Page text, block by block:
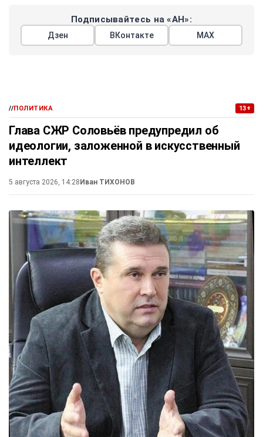
Подписывайтесь на «АН»:
Дзен ВКонтакте МАХ
//ПОЛИТИКА 13+
Глава СЖР Соловьёв предупредил об
идеологии, заложенной в искусственный
интеллект
5 августа 2026, 14:28 Иван ТИХОНОВ